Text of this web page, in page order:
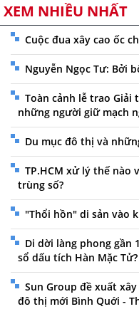
XEM NHIỀU NHẤT
Cuộc đua xây cao ốc
Nguyễn Ngọc Tư: Bởi
Toàn cảnh lễ trao Giải
những người giữ mạch
Du mục đô thị và
TP.HCM xử lý thế nào
trùng số?
"Thổi hồn" di sản vào
Di dời làng phong gần
sổ dấu tích Hàn Mặc Tử?
Sun Group đề xuất
đô thị mới Bình Quới -